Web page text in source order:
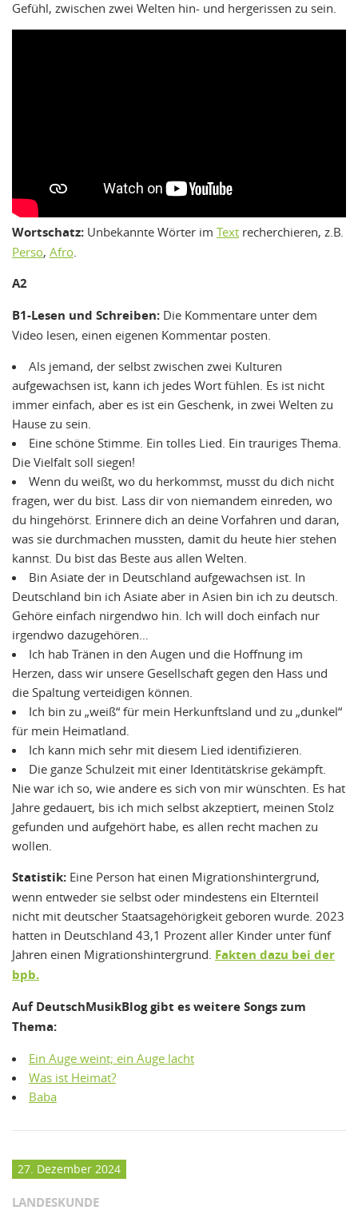
Gefühl, zwischen zwei Welten hin- und hergerissen zu sein.
Wortschatz: Unbekannte Wörter im Text recherchieren, z.B.
Perso, Afro.
A2
B1-Lesen und Schreiben: Die Kommentare unter dem
Video lesen, einen eigenen Kommentar posten.
Als jemand, der selbst zwischen zwei Kulturen
aufgewachsen ist, kann ich jedes Wort fühlen. Es ist nicht
immer einfach, aber es ist ein Geschenk, in zwei Welten zu
Hause zu sein.
Eine schöne Stimme. Ein tolles Lied. Ein trauriges Thema.
Die Vielfalt soll siegen!
Wenn du weißt, wo du herkommst, musst du dich nicht
fragen, wer du bist. Lass dir von niemandem einreden, wo
du hingehörst. Erinnere dich an deine Vorfahren und daran,
was sie durchmachen mussten, damit du heute hier stehen
kannst. Du bist das Beste aus allen Welten.
Bin Asiate der in Deutschland aufgewachsen ist. In
Deutschland bin ich Asiate aber in Asien bin ich zu deutsch.
Gehöre einfach nirgendwo hin. Ich will doch einfach nur
irgendwo dazugehören…
Ich hab Tränen in den Augen und die Hoffnung im
Herzen, dass wir unsere Gesellschaft gegen den Hass und
die Spaltung verteidigen können.
Ich bin zu „weiß“ für mein Herkunftsland und zu „dunkel“
für mein Heimatland.
Ich kann mich sehr mit diesem Lied identifizieren.
Die ganze Schulzeit mit einer Identitätskrise gekämpft.
Nie war ich so, wie andere es sich von mir wünschten. Es hat
Jahre gedauert, bis ich mich selbst akzeptiert, meinen Stolz
gefunden und aufgehört habe, es allen recht machen zu
wollen.
Statistik: Eine Person hat einen Migrationshintergrund,
wenn entweder sie selbst oder mindestens ein Elternteil
nicht mit deutscher Staatsagehörigkeit geboren wurde. 2023
hatten in Deutschland 43,1 Prozent aller Kinder unter fünf
Jahren einen Migrationshintergrund. Fakten dazu bei der
bpb.
Auf DeutschMusikBlog gibt es weitere Songs zum
Thema:
Ein Auge weint; ein Auge lacht
Was ist Heimat?
Baba
27. Dezember 2024
LANDESKUNDE